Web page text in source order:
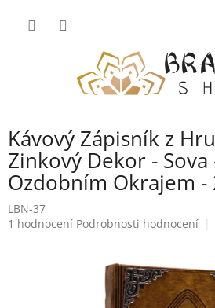
Kávový Zápisník z
Zinkový Dekor - Sova
Ozdobním Okrajem -
LBN-37
Průměrné
1 hodnocení Podrobnosti hodnocení